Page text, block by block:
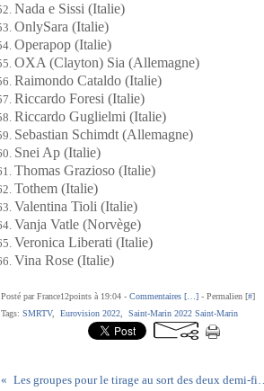
Nada e Sissi (Italie)
OnlySara (Italie)
Operapop (Italie)
OXA (Clayton) Sia (Allemagne)
Raimondo Cataldo (Italie)
Riccardo Foresi (Italie)
Riccardo Guglielmi (Italie)
Sebastian Schimdt (Allemagne)
Snei Ap (Italie)
Thomas Grazioso (Italie)
Tothem (Italie)
Valentina Tioli (Italie)
Vanja Vatle (Norvège)
Veronica Liberati (Italie)
Vina Rose (Italie)
Posté par France12points à 19:04 - Commentaires [ ] - Permalien [#]
Tags: SMRTV, Eurovision 2022 Saint-Marin 2022 Saint-Marin
Les groupes pour le tirage